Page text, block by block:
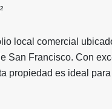
local comercial
San Francisco. Con
propiedad es ideal